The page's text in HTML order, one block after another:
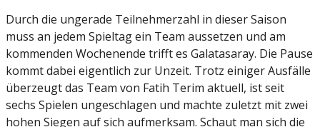
Durch die ungerade Teilnehmerzahl in dieser Saison
muss an jedem Spieltag ein Team aussetzen und am
kommenden Wochenende trifft es Galatasaray. Die Pause
kommt dabei eigentlich zur Unzeit. Trotz einiger Ausfälle
überzeugt das Team von Fatih Terim aktuell, ist seit
sechs Spielen ungeschlagen und machte zuletzt mit zwei
hohen Siegen auf sich aufmerksam. Schaut man sich die